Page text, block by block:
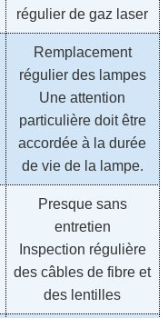
régulier de gaz laser
Remplacement
régulier des lampes
Une attention
particulière doit être
accordée à la durée
de vie de la lampe.
Presque sans
entretien
Inspection régulière
des câbles de fibre et
des lentilles